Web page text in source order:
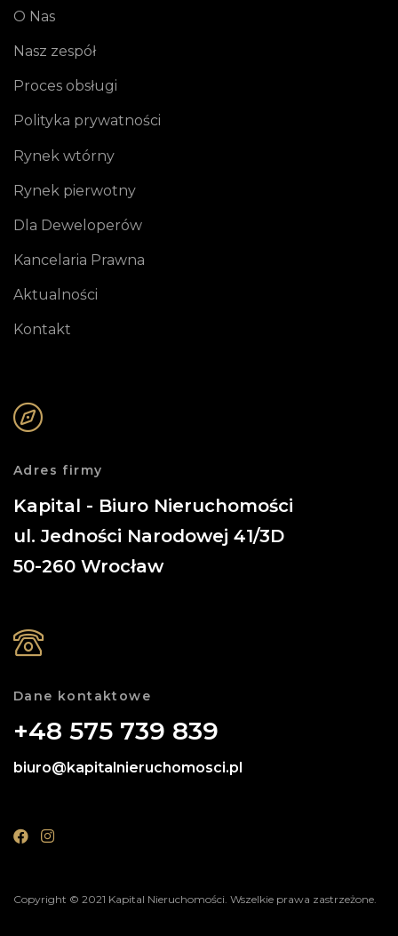
O Nas
Nasz zespół
Proces obsługi
Polityka prywatności
Rynek wtórny
Rynek pierwotny
Dla Deweloperów
Kancelaria Prawna
Aktualności
Kontakt
Adres firmy
Kapital - Biuro Nieruchomości
ul. Jedności Narodowej 41/3D
50-260 Wrocław
Dane kontaktowe
+48 575 739 839
biuro@kapitalnieruchomosci.pl
Copyright © 2021 Kapital Nieruchomości. Wszelkie prawa zastrzeżone.